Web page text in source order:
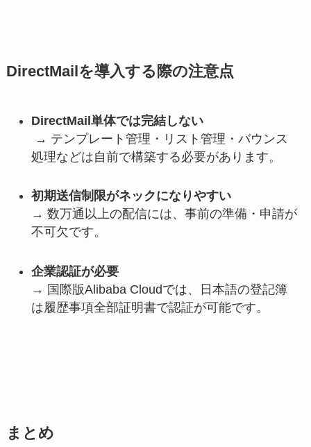
DirectMailを導入する際の注意点
DirectMail単体では完結しない
→ テンプレート管理・リスト管理・バウンス
処理などは自前で構築する必要があります。
初期送信制限がネックになりやすい
→ 数万通以上の配信には、事前の準備・申請が
不可欠です。
企業認証が必要
→ 国際版Alibaba Cloudでは、日本語の登記簿
は履歴事項全部証明書で認証が可能です。
まとめ